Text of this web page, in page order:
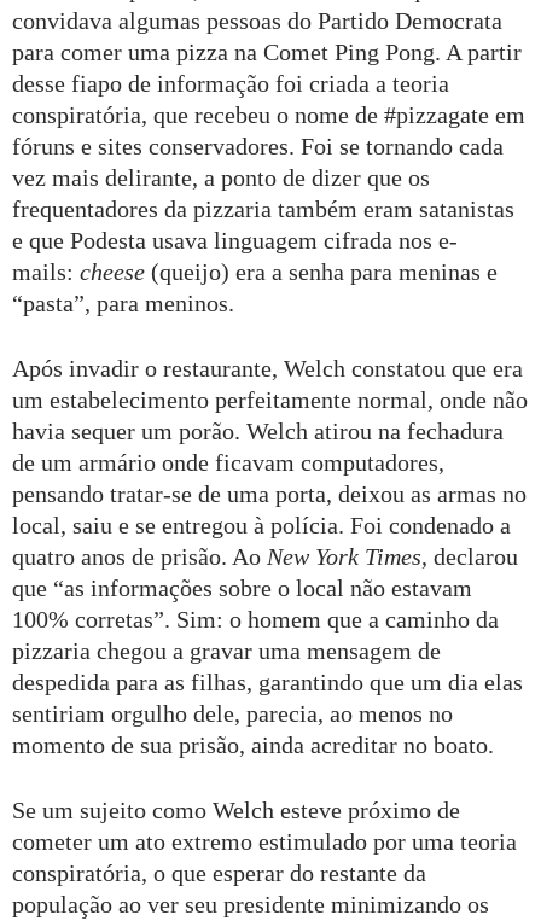
convidava algumas pessoas do Partido Democrata
para comer uma pizza na Comet Ping Pong. A partir
desse fiapo de informação foi criada a teoria
conspiratória, que recebeu o nome de #pizzagate em
fóruns e sites conservadores. Foi se tornando cada
vez mais delirante, a ponto de dizer que os
frequentadores da pizzaria também eram satanistas
e que Podesta usava linguagem cifrada nos e-
mails: cheese (queijo) era a senha para meninas e
“pasta”, para meninos.
Após invadir o restaurante, Welch constatou que era
um estabelecimento perfeitamente normal, onde não
havia sequer um porão. Welch atirou na fechadura
de um armário onde ficavam computadores,
pensando tratar-se de uma porta, deixou as armas no
local, saiu e se entregou à polícia. Foi condenado a
quatro anos de prisão. Ao New York Times, declarou
que “as informações sobre o local não estavam
100% corretas”. Sim: o homem que a caminho da
pizzaria chegou a gravar uma mensagem de
despedida para as filhas, garantindo que um dia elas
sentiriam orgulho dele, parecia, ao menos no
momento de sua prisão, ainda acreditar no boato.
Se um sujeito como Welch esteve próximo de
cometer um ato extremo estimulado por uma teoria
conspiratória, o que esperar do restante da
população ao ver seu presidente minimizando os